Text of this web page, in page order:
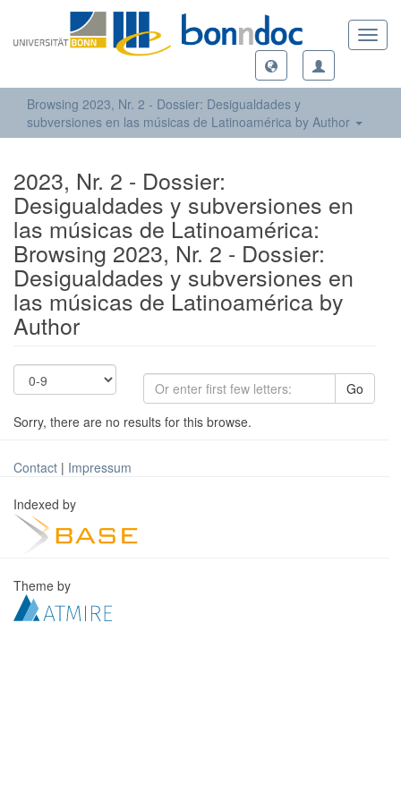
Browsing 2023, Nr. 2 - Dossier: Desigualdades y
subversiones en las músicas de Latinoamérica by Author
2023, Nr. 2 - Dossier:
Desigualdades y subversiones en
las músicas de Latinoamérica:
Browsing 2023, Nr. 2 - Dossier:
Desigualdades y subversiones en
las músicas de Latinoamérica by
Author
Go
Sorry, there are no results for this browse.
Contact | Impressum
Indexed by
Theme by